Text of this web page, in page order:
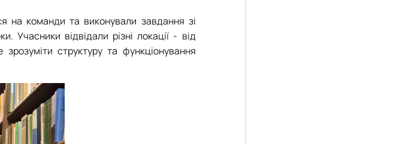
на команди та виконували завдання зі
Учасники відвідали різні локації - від
структуру та функціонування